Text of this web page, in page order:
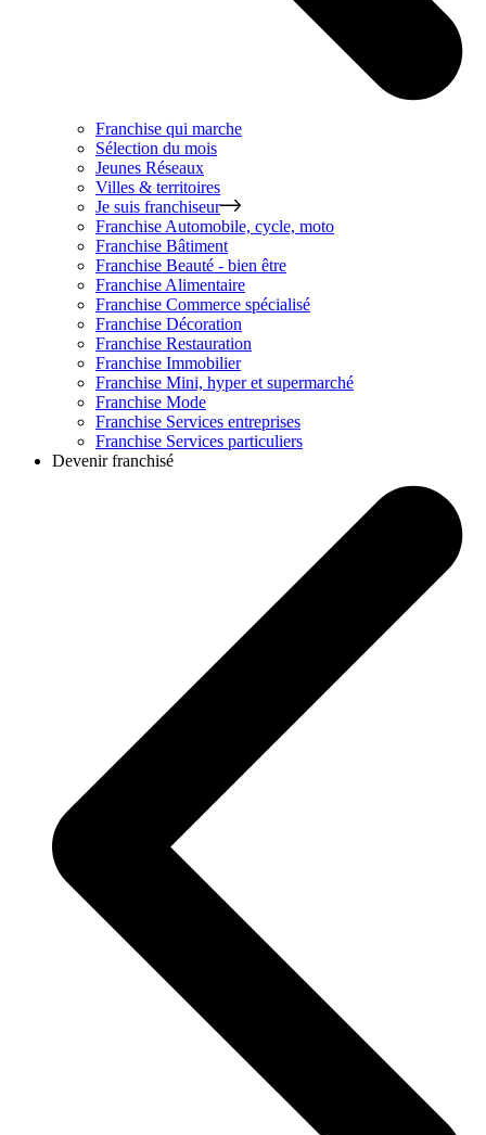
Franchise qui marche
Sélection du mois
Jeunes Réseaux
Villes & territoires
Je suis franchiseur
Franchise Automobile, cycle, moto
Franchise Bâtiment
Franchise Beauté - bien être
Franchise Alimentaire
Franchise Commerce spécialisé
Franchise Décoration
Franchise Restauration
Franchise Immobilier
Franchise Mini, hyper et supermarché
Franchise Mode
Franchise Services entreprises
Franchise Services particuliers
Devenir franchisé